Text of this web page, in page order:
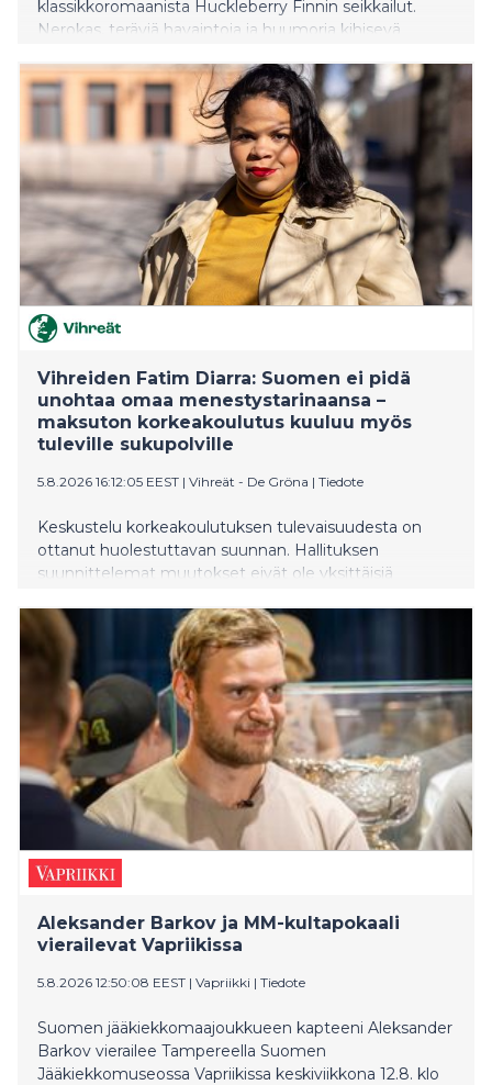
klassikkoromaanista Huckleberry Finnin seikkailut.
Nerokas, teräviä havaintoja ja huumoria kihisevä
ja se näyttää orjat aktiivisina toimijoina. Romaani on
myynyt yli kaksi miljoonaa kappaletta, se käännetään
33 kielelle, ja se on saanut lukuisia arvostettuja
kirjallisuuspalkintoja ja -ehdokkuuksia. Kielellisesti
taiturillisen romaanin suomentaa palkittu kääntäjä
Antero Tiittula, ja se ilmestyy 31.8.
Vihreiden Fatim Diarra: Suomen ei pidä
unohtaa omaa menestystarinaansa –
maksuton korkeakoulutus kuuluu myös
tuleville sukupolville
5.8.2026 16:12:05 EEST | Vihreät - De Gröna | Tiedote
Keskustelu korkeakoulutuksen tulevaisuudesta on
ottanut huolestuttavan suunnan. Hallituksen
suunnittelemat muutokset eivät ole yksittäisiä
kehitystä, joka vie Suomea askel askeleelta pois
maksuttoman korkeakoulutuksen periaatteesta.
Ministeri on vakuuttanut, että ensimmäinen
korkeakoulututkinto säilyy maksuttomana vuoteen
2040 asti, samalla kun hallitus valmistelee muutoksia,
jotka mahdollistaisivat kokonaisen tutkinnon
suorittamisen maksullisena avoimessa
korkeakoulussa.
Aleksander Barkov ja MM-kultapokaali
vierailevat Vapriikissa
5.8.2026 12:50:08 EEST | Vapriikki | Tiedote
Suomen jääkiekkomaajoukkueen kapteeni Aleksander
Barkov vierailee Tampereella Suomen
Jääkiekkomuseossa Vapriikissa keskiviikkona 12.8. klo